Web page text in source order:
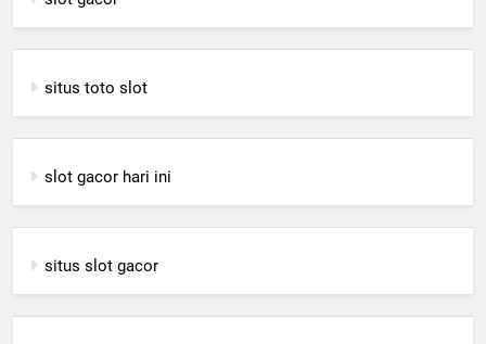
situs toto slot
slot gacor hari ini
situs slot gacor